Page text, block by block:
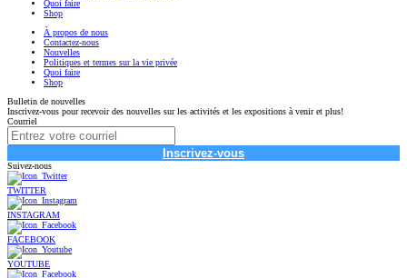
Quoi faire
Shop
À propos de nous
Contactez-nous
Nouvelles
Politiques et termes sur la vie privée
Quoi faire
Shop
Bulletin de nouvelles
Inscrivez-vous pour recevoir des nouvelles sur les activités et les expositions à venir et plus!
Courriel
Inscrivez-vous
Suivez-nous
TWITTER
INSTAGRAM
FACEBOOK
YOUTUBE